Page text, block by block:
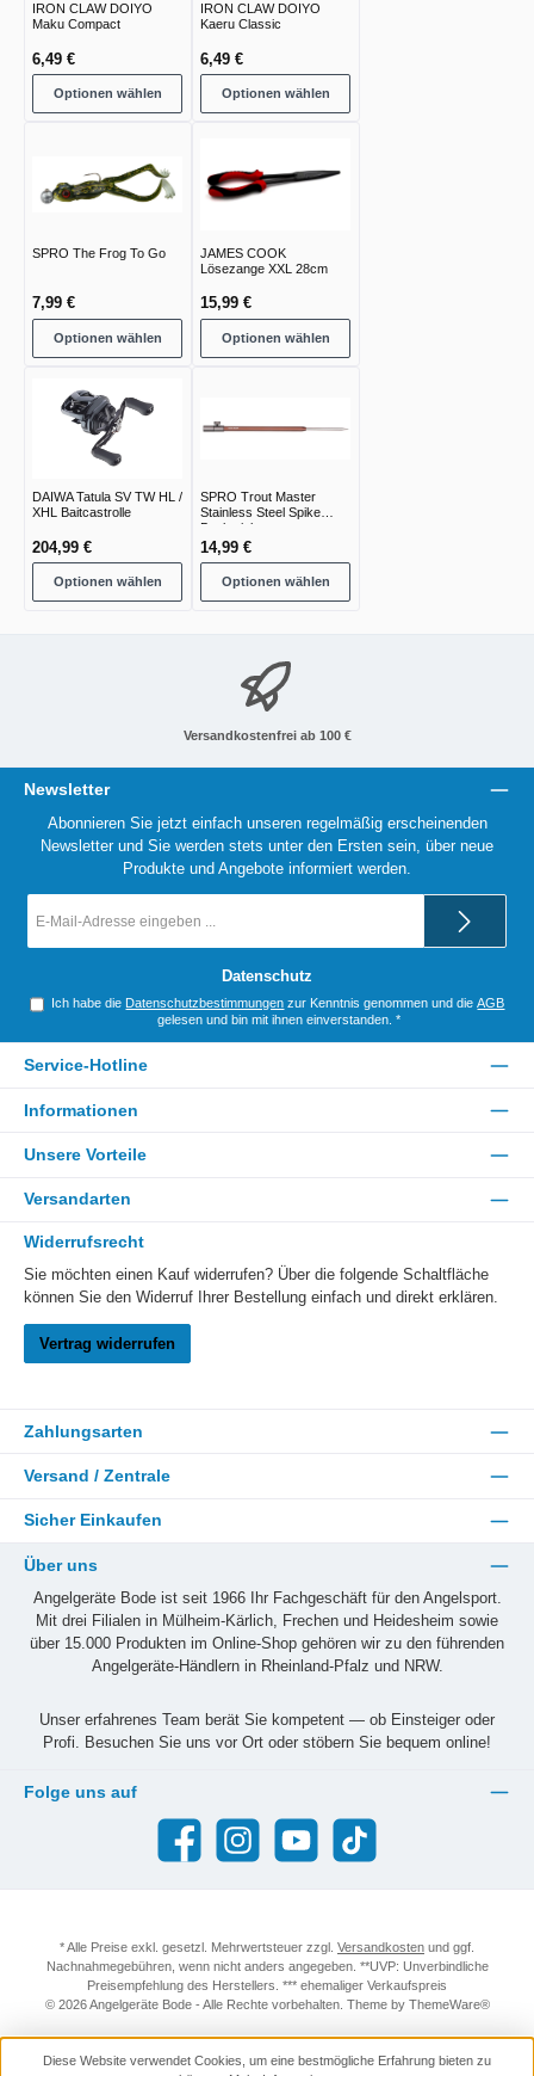
IRON CLAW DOIYO
Maku Compact
6,49 €
Optionen wählen
IRON CLAW DOIYO
Kaeru Classic
6,49 €
Optionen wählen
SPRO The Frog To Go
7,99 €
Optionen wählen
JAMES COOK
Lösezange XXL 28cm
15,99 €
Optionen wählen
DAIWA Tatula SV TW HL /
XHL Baitcastrolle
204,99 €
Optionen wählen
SPRO Trout Master
Stainless Steel Spike
Bankstick
14,99 €
Optionen wählen
Versandkostenfrei ab 100 €
Newsletter
Abonnieren Sie jetzt einfach unseren regelmäßig erscheinenden
Newsletter und Sie werden stets unter den Ersten sein, über neue
Produkte und Angebote informiert werden.
Mail-
Datenschutz
Ich habe die Datenschutzbestimmungen zur Kenntnis genommen und dieAGB
gelesen und bin mit ihnen einverstanden. *
Service-Hotline
Informationen
Unsere Vorteile
Versandarten
Widerrufsrecht
Sie möchten einen Kauf widerrufen? Über die folgende Schaltfläche
können Sie den Widerruf Ihrer Bestellung einfach und direkt erklären.
Vertrag widerrufen
Zahlungsarten
Versand / Zentrale
Sicher Einkaufen
Über uns
Angelgeräte Bode ist seit 1966 Ihr Fachgeschäft für den Angelsport.
Mit drei Filialen in Mülheim-Kärlich, Frechen und Heidesheim sowie
über 15.000 Produkten im Online-Shop gehören wir zu den führenden
Angelgeräte-Händlern in Rheinland-Pfalz und NRW.
Unser erfahrenes Team berät Sie kompetent — ob Einsteiger oder
Profi. Besuchen Sie uns vor Ort oder stöbern Sie bequem online!
Folge uns auf
Facebook Instagram YouTube TikTok
* Alle Preise exkl. gesetzl. Mehrwertsteuer zzgl. Versandkosten und ggf.
Nachnahmegebühren, wenn nicht anders angegeben. **UVP: Unverbindliche
Preisempfehlung des Herstellers. *** ehemaliger Verkaufspreis
© 2026 Angelgeräte Bode - Alle Rechte vorbehalten. Theme by ThemeWare®
Diese Website verwendet Cookies, um eine bestmögliche Erfahrung bieten zu